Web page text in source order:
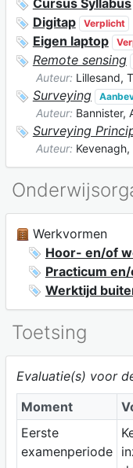
Cursus Syllabus
Digitap Verplicht
Eigen laptop
Remote sensing
Auteur: Lillesand,
Surveying
Auteur: Bannister,
Surveying
Auteur:
Werkvormen
Hoor- en/of
Practicum
Werktijd
Toetsing
Evaluatie(s) voor
Moment
Eerste
examenperiode